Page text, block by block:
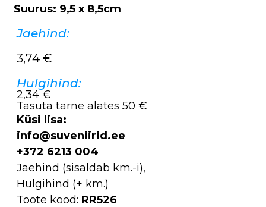
Suurus: 9,5 x 8,5cm
Jaehind:
3,74 €
Hulgihind:
2,34 €
Tasuta tarne alates 50 €
Küsi lisa:
info@suveniirid.ee
+372 6213 004
Jaehind (sisaldab km.-i),
Hulgihind (+ km.)
Toote kood: RR526